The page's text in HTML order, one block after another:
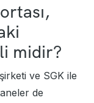
midir?
ve SGK ile
de